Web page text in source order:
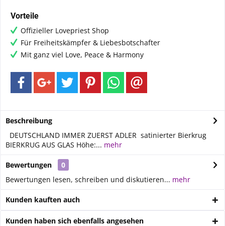
Vorteile
Offizieller Lovepriest Shop
Für Freiheitskämpfer & Liebesbotschafter
Mit ganz viel Love, Peace & Harmony
Beschreibung
DEUTSCHLAND IMMER ZUERST ADLER satinierter Bierkrug
BIERKRUG AUS GLAS Höhe:... mehr
Bewertungen
0
Bewertungen lesen, schreiben und diskutieren... mehr
Kunden kauften auch
Kunden haben sich ebenfalls angesehen